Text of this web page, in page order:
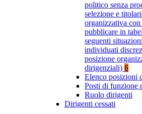
politico senza
selezione e
organizzativa
pubblicare in
seguenti
individuati
posizione
dirigenziali) 6
Elenco posizioni
Posti di funzione
Ruolo dirigenti
Dirigenti cessati